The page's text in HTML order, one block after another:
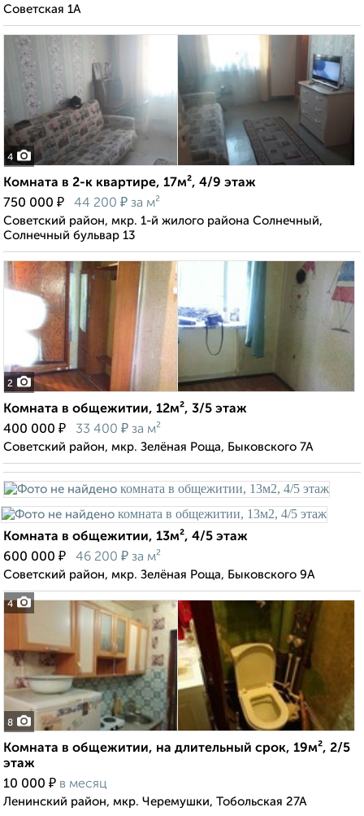
Советская 1А
4
Комната в 2-к квартире, 17м², 4/9 этаж
750 000 ₽ 44 200 ₽ за м²
Советский район, мкр. 1-й жилого района Солнечный,
Солнечный бульвар 13
2
Комната в общежитии, 12м², 3/5 этаж
400 000 ₽ 33 400 ₽ за м²
Советский район, мкр. Зелёная Роща, Быковского 7А
4
Комната в общежитии, 13м², 4/5 этаж
600 000 ₽ 46 200 ₽ за м²
Советский район, мкр. Зелёная Роща, Быковского 9А
8
Комната в общежитии, на длительный срок, 19м², 2/5
этаж
10 000 ₽ в месяц
Ленинский район, мкр. Черемушки, Тобольская 27А